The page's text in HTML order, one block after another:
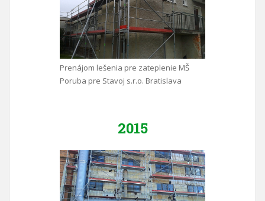
Prenájom lešenia pre zateplenie MŠ
Poruba pre Stavoj s.r.o. Bratislava
2015